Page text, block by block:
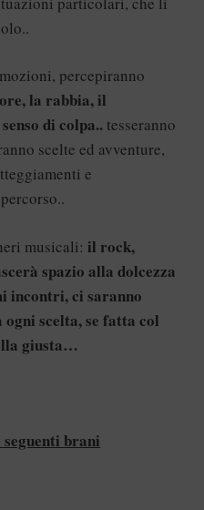
percepiranno
la rabbia, il
di colpa.. tesseranno
scelte ed avventure,
e
musicali: il rock,
spazio alla dolcezza
incontri, ci saranno
scelta, se fatta col
giusta…
brani